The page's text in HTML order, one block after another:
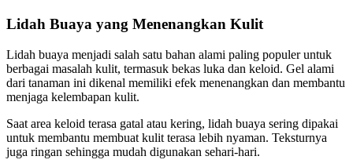
Lidah Buaya yang Menenangkan Kulit
Lidah buaya menjadi salah satu bahan alami paling populer untuk
berbagai masalah kulit, termasuk bekas luka dan keloid. Gel alami
dari tanaman ini dikenal memiliki efek menenangkan dan membantu
menjaga kelembapan kulit.
Saat area keloid terasa gatal atau kering, lidah buaya sering dipakai
untuk membantu membuat kulit terasa lebih nyaman. Teksturnya
juga ringan sehingga mudah digunakan sehari-hari.